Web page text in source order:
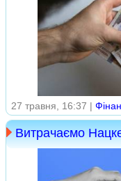
27 травня, 16:37 |
Витрачаємо